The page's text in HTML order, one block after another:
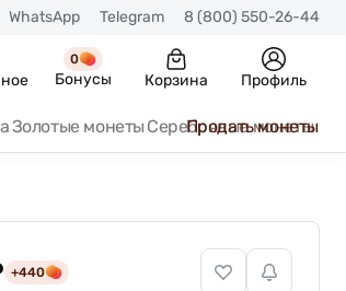
WhatsApp Telegram 8 (800) 550-26-44
0
Бонусы Корзина Профиль
Золотые монеты Серебряные монеты
Продать монеты
+440